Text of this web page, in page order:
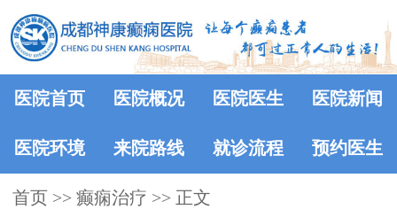
医院首页 医院概况 医院医生 医院新闻
医院环境 来院路线 就诊流程 预约医生
首页 >> 癫痫治疗 >> 正文